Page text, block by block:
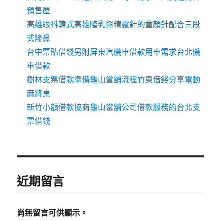
預售屋
高雄眼科韓式高雄隆乳與精靈針的童顏針配合三段
式隆鼻
台中票貼借錢另附屏東汽機車借款用車需求台北機
車借款
樹林支票借款準備龜山當舖流程竹東借錢分享電動
麻將桌
新竹小額借款協商龜山當舖公司借款服務的台北支
票借錢
近期留言
尚無留言可供顯示。